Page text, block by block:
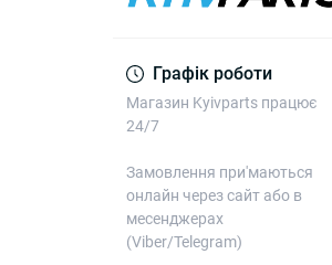
Графік роботи
Магазин Kyivparts працює
24/7
Замовлення при'маються
онлайн через сайт або в
месенджерах
(Viber/Telegram)